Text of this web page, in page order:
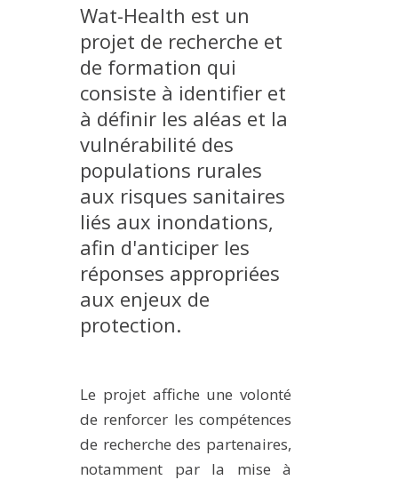
FORMATION
MASTER
INGÉNIEUR
FORMATION CONTINUE
FORMATION DOCTORALE
THÈSES EN COURS
PRODUCTION
MÉTHODES ET OUTILS
LOGICIELS
PUBLICATIONS SUR HAL
WORKING PAPERS
NOTES THÉMATIQUES
NOS TRAVAUX EN VIDÉO
Wat-Health est un
projet de recherche et
de formation qui
consiste à identifier et
à définir les aléas et la
vulnérabilité des
populations rurales
aux risques sanitaires
liés aux inondations,
afin d'anticiper les
réponses appropriées
aux enjeux de
protection.
Le projet affiche une volonté
de renforcer les compétences
de recherche des partenaires,
notamment par la mise à